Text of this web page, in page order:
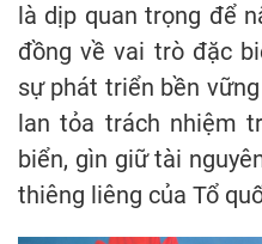
là dịp quan trọng để
đồng về vai trò đặc
sự phát triển bền
lan tỏa trách nhiệm
biển, gìn giữ tài
thiêng liêng của Tổ